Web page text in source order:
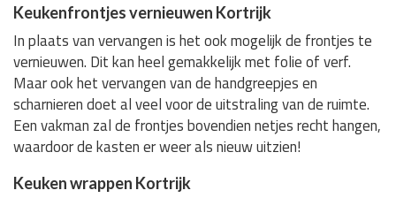
Keukenfrontjes vernieuwen Kortrijk
In plaats van vervangen is het ook mogelijk de frontjes te
vernieuwen. Dit kan heel gemakkelijk met folie of verf.
Maar ook het vervangen van de handgreepjes en
scharnieren doet al veel voor de uitstraling van de ruimte.
Een vakman zal de frontjes bovendien netjes recht hangen,
waardoor de kasten er weer als nieuw uitzien!
Keuken wrappen Kortrijk